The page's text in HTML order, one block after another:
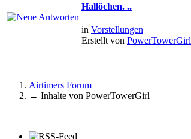
Hallöchen. ..
in Vorstellungen
Erstellt von PowerTowerGirl
Airtimers Forum
→ Inhalte von PowerTowerGirl